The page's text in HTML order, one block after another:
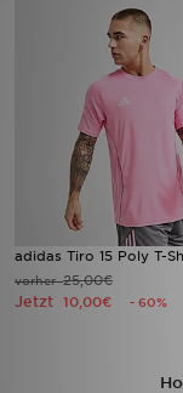
adidas Tiro 15 Poly T-
vorher25,00€
Jetzt 10,00€ - 60%